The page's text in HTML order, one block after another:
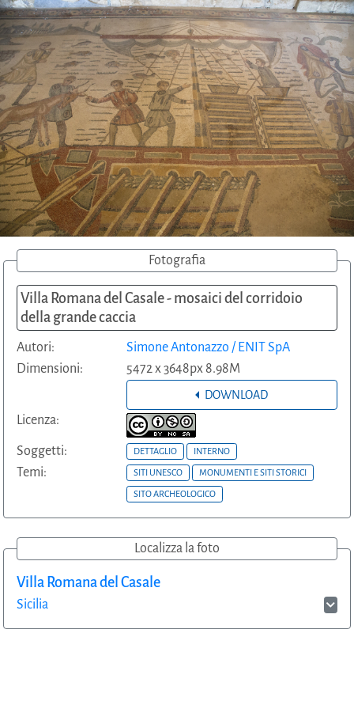
Fotografia
Villa Romana del Casale - mosaici del corridoio
della grande caccia
Autori:
Simone Antonazzo / ENIT SpA
Dimensioni:
5472 x 3648px 8.98M
DOWNLOAD
Licenza:
Soggetti: DETTAGLIO INTERNO
Temi: SITI UNESCO MONUMENTI E SITI STORICI
SITO ARCHEOLOGICO
Localizza la foto
Villa Romana del Casale
Sicilia